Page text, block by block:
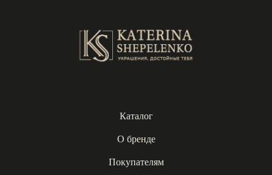
Каталог
О бренде
Покупателям